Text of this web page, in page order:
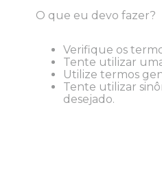
O que eu devo fazer?
Verifique os
Tente utilizar
Utilize termos
Tente utilizar
desejado.